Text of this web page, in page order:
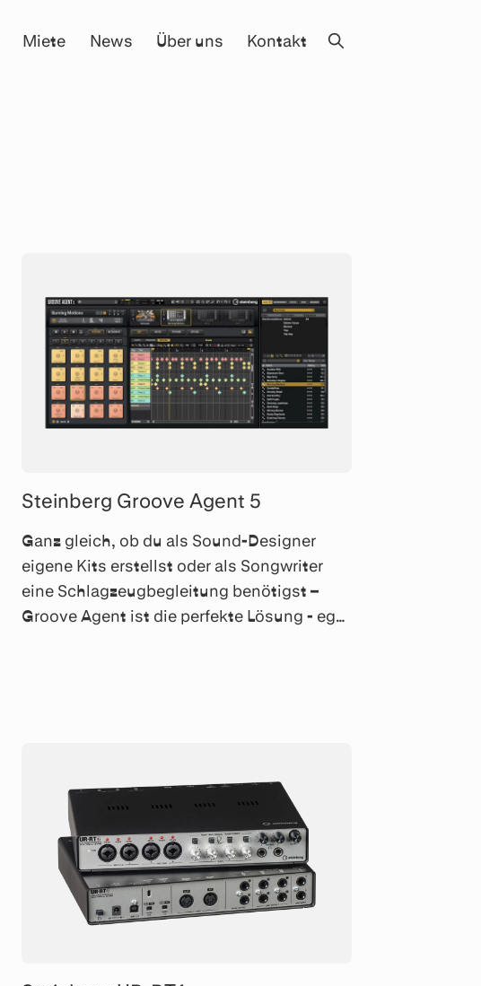
Miete News Über uns Kontakt
Steinberg Groove Agent 5
Ganz gleich, ob du als Sound-Designer
eigene Kits erstellst oder als Songwriter
eine Schlagzeugbegleitung benötigst –
Groove Agent ist die perfekte Lösung - egal